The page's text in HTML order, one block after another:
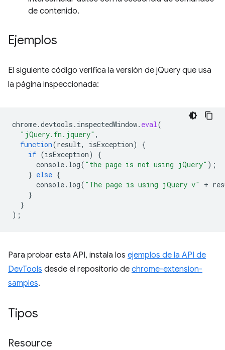
de contenido.
Ejemplos
El siguiente código verifica la versión de jQuery que usa
la página inspeccionada:
chrome.devtools . inspectedWindow. eval(
"jQuery.fn.jquery" ,
function(result, isException)
{
if (isException)
{
console. log( "the page is not using jQuery" );
} else {
console. log( "The page is using jQuery v" +
}
}
);
Para probar esta API, instala los ejemplos de la API de
DevTools desde el repositorio de chrome-extension-
samples.
Tipos
Resource